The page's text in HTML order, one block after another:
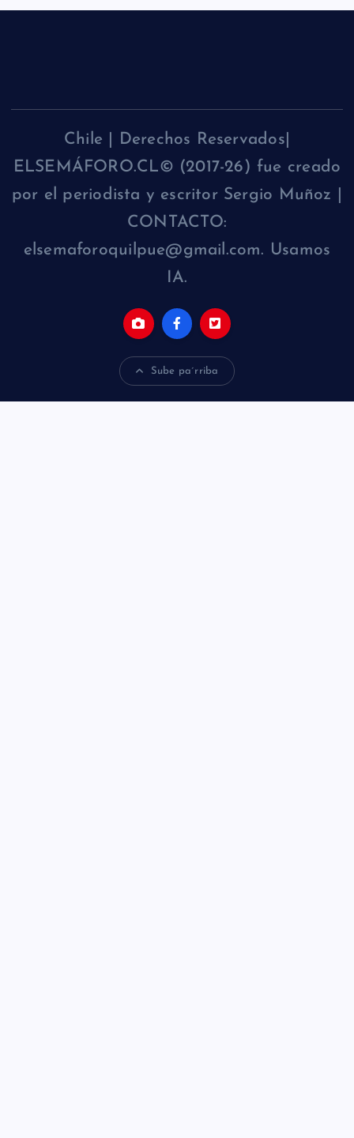
Chile | Derechos Reservados|
ELSEMÁFORO.CL© (2017-26) fue creado
por el periodista y escritor Sergio Muñoz |
CONTACTO:
elsemaforoquilpue@gmail.com. Usamos
IA.
Sube pa´rriba